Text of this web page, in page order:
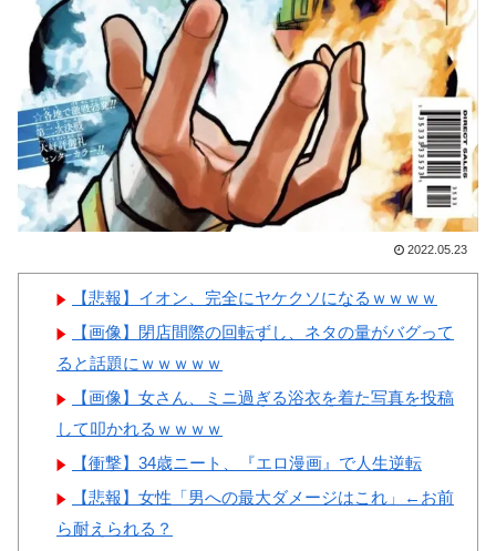
韓国人「日本の甲子園で美人
すぎる女子高校生マネージャー
が見つかり話題に！」→「青春
のワンシーンみたい‥」
韓国人「昨日Jリーグで韓国
人選手絶対やってはいけないプ
レーで退場となる」
Powered by livedoor 相互RSS
2022.05.23
【悲報】イオン、完全にヤケクソになるｗｗｗｗ
【画像】閉店間際の回転ずし、ネタの量がバグって
ると話題にｗｗｗｗｗ
【画像】女さん、ミニ過ぎる浴衣を着た写真を投稿
して叩かれるｗｗｗｗ
【衝撃】34歳ニート、『エロ漫画』で人生逆転
【悲報】女性「男への最大ダメージはこれ」←お前
ら耐えられる？